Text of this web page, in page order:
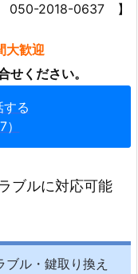
050-2018-0637 】
歓迎
せください。
る
ブルに対応可能
ル・鍵取り換え